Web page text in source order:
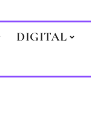
DIGITAL